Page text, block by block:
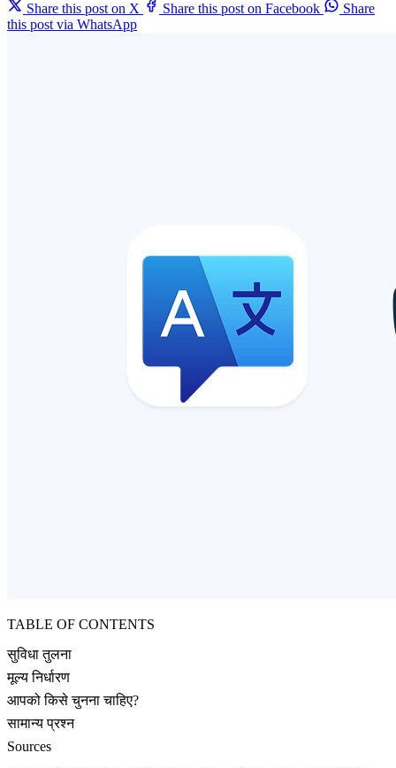
Share this post on X
Share this post on Facebook
Share
this post via WhatsApp
TABLE OF CONTENTS
सुविधा तुलना
मूल्य निर्धारण
आपको किसे चुनना चाहिए?
सामान्य प्रश्न
Sources